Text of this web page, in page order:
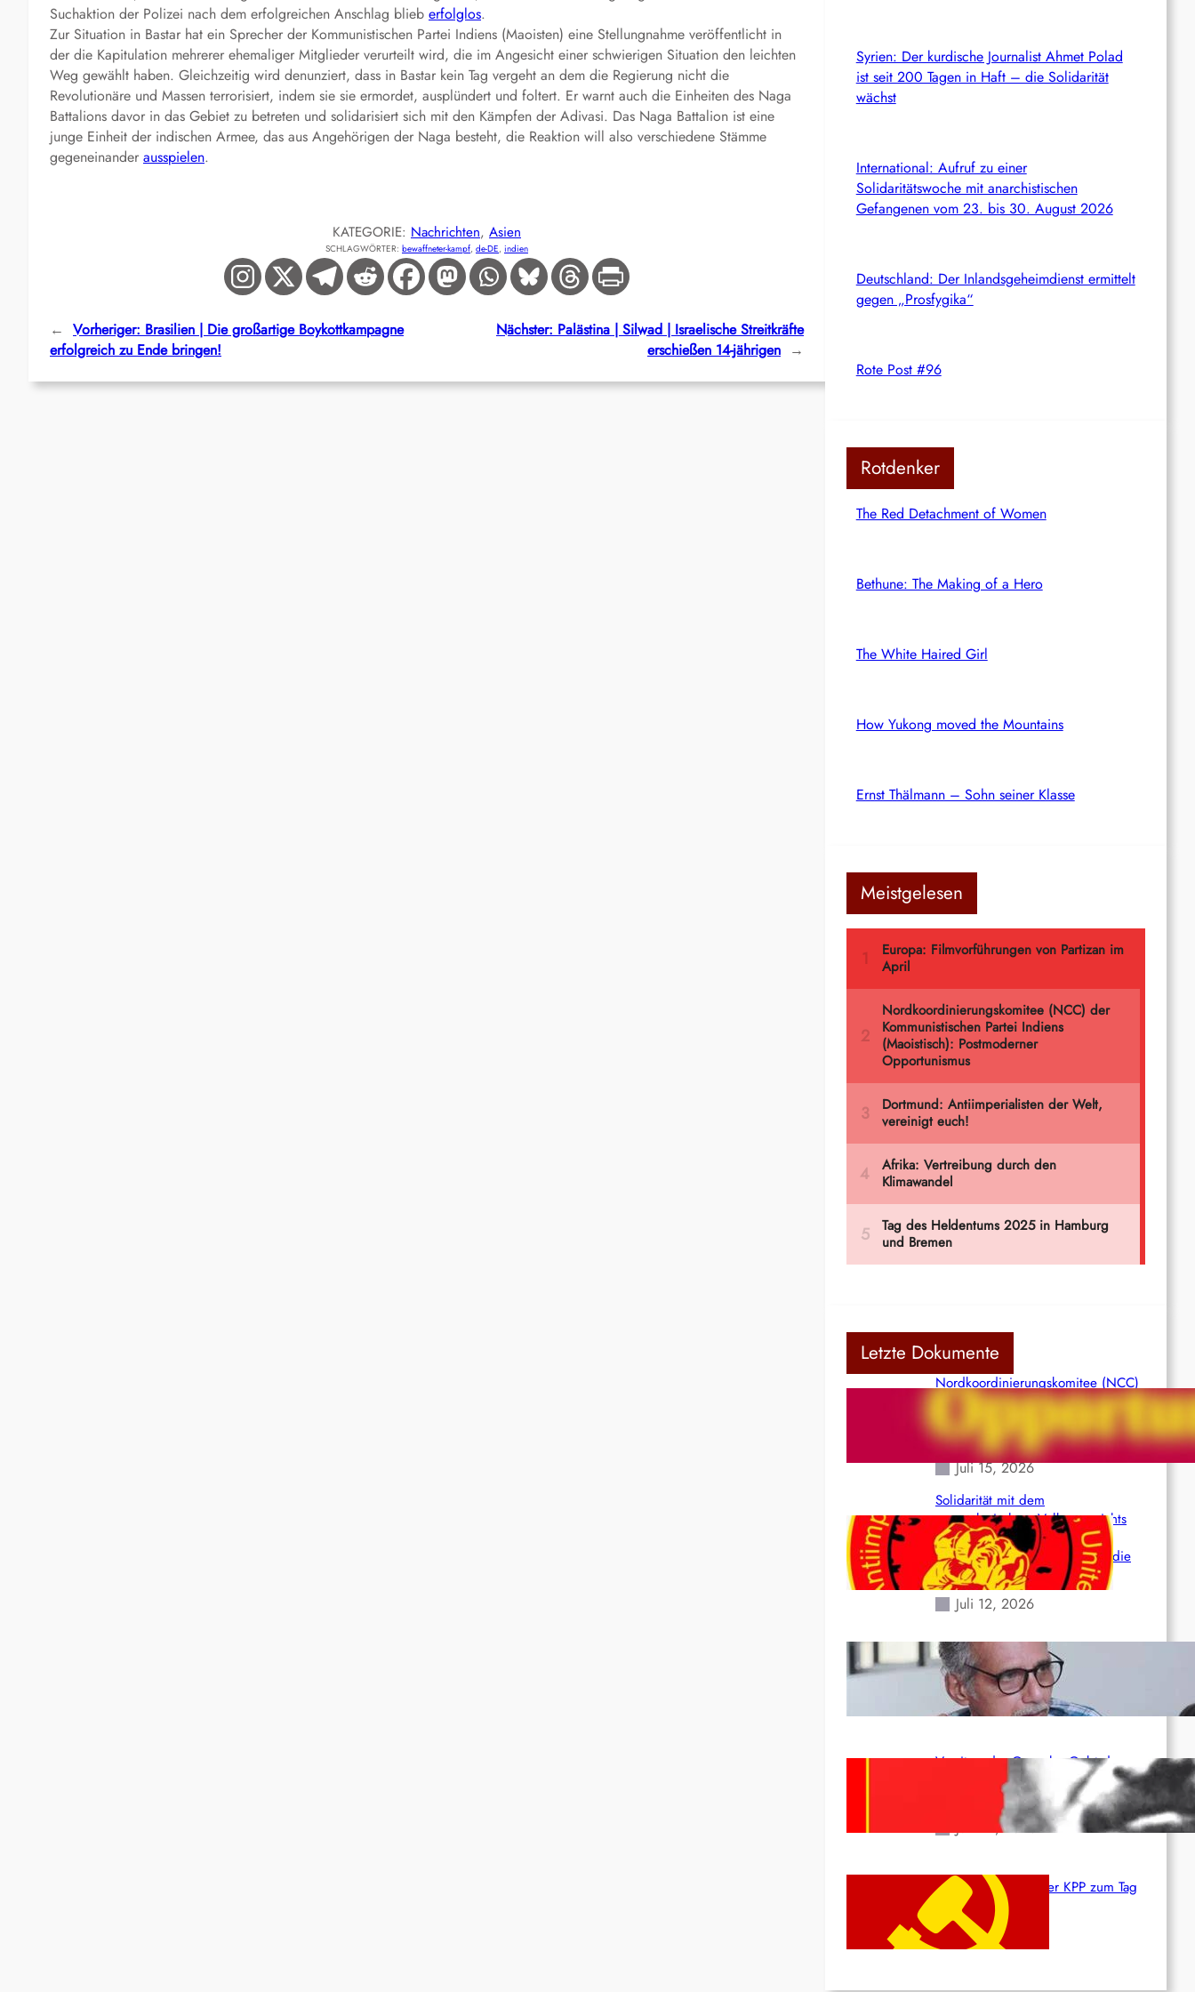
Suchaktion der Polizei nach dem erfolgreichen Anschlag blieb erfolglos.
Zur Situation in Bastar hat ein Sprecher der Kommunistischen Partei Indiens (Maoisten) eine Stellungnahme veröffentlicht in
der die Kapitulation mehrerer ehemaliger Mitglieder verurteilt wird, die im Angesicht einer schwierigen Situation den leichten
Weg gewählt haben. Gleichzeitig wird denunziert, dass in Bastar kein Tag vergeht an dem die Regierung nicht die
Revolutionäre und Massen terrorisiert, indem sie sie ermordet, ausplündert und foltert. Er warnt auch die Einheiten des Naga
Battalions davor in das Gebiet zu betreten und solidarisiert sich mit den Kämpfen der Adivasi. Das Naga Battalion ist eine
junge Einheit der indischen Armee, das aus Angehörigen der Naga besteht, die Reaktion will also verschiedene Stämme
gegeneinander ausspielen.
KATEGORIE: Nachrichten, Asien
SCHLAGWÖRTER: bewaffneter-kampf, de-DE, indien
← Vorheriger: Brasilien | Die großartige Boykottkampagne
erfolgreich zu Ende bringen!
Nächster: Palästina | Silwad | Israelische Streitkräfte
erschießen 14-jährigen →
Syrien: Der kurdische Journalist Ahmet Polad
ist seit 200 Tagen in Haft – die Solidarität
wächst
International: Aufruf zu einer
Solidaritätswoche mit anarchistischen
Gefangenen vom 23. bis 30. August 2026
Deutschland: Der Inlandsgeheimdienst ermittelt
gegen „Prosfygika“
Rote Post #96
Rotdenker
The Red Detachment of Women
Bethune: The Making of a Hero
The White Haired Girl
How Yukong moved the Mountains
Ernst Thälmann – Sohn seiner Klasse
Meistgelesen
Letzte Dokumente
Nordkoordinierungskomitee (NCC)
der Kommunistischen Partei Indiens
(Maoistisch): Postmoderner
Opportunismus
Juli 15, 2026
Solidarität mit dem
venezolanischem Volk angesichts
der verlorenen Leben und der
katastrophalen Situation durch die
Erdbeben des 24. Juni!
Juli 12, 2026
Indien: „Die Politik der
Kapitulation“ von K. Murali (Ajith)
Juli 1, 2026
Vorsitzender Gonzalo: Gebt das
Leben für die Partei und die
Juni 19, 2026
Beschluss des ZK der KPP zum Tag
des Heldentums
Juni 19, 2026